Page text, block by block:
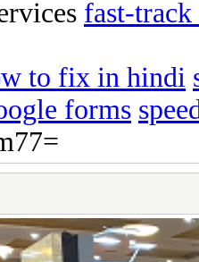
fast-
to fix in hindi
forms